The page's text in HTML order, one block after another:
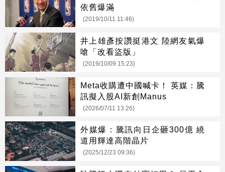
依舊爆滿
(2019/10/11 11:46)
井上雄彥按讚挺港文 陸網友氣爆
嗆「改看盜版」
(2019/10/09 15:23)
Meta收購遭中國喊卡！ 英媒：騰
訊擬入股AI新創Manus
(2026/07/11 13:26)
外媒爆：騰訊向日企砸300億 繞
道用輝達高階晶片
(2025/12/23 09:36)